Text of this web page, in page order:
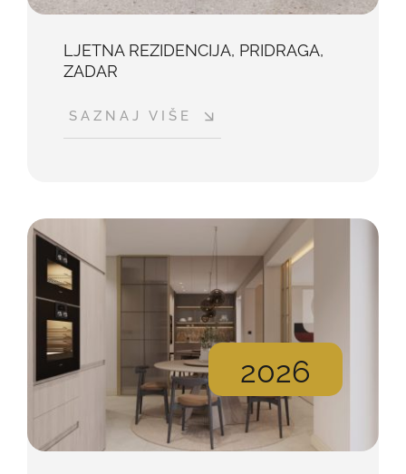
LJETNA REZIDENCIJA, PRIDRAGA,
ZADAR
SAZNAJ VIŠE
2026